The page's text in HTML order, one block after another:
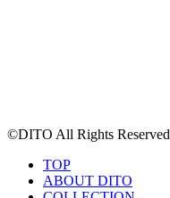
©DITO All Rights Reserved
TOP
ABOUT DITO